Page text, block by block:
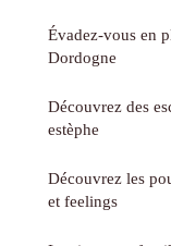
Évadez-vous en
Dordogne
Découvrez des
estèphe
Découvrez les
et feelings